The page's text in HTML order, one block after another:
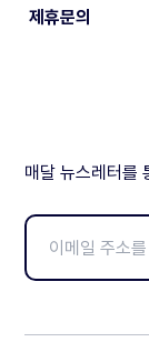
제휴문의
매달 뉴스레터를